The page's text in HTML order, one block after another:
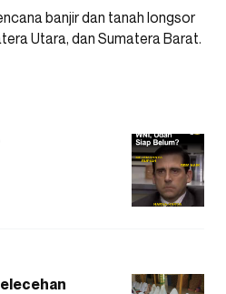
banjir dan tanah longsor
Utara, dan Sumatera Barat.